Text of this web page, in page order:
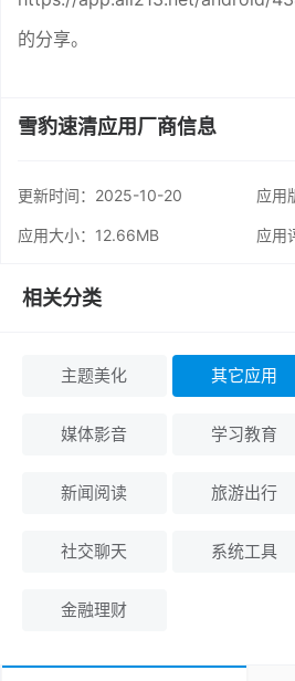
的分享。
雪豹速清应用厂商信息
更新时间： 2025-10-20 应用
应用大小：12.66MB 应用
相关分类
主题美化 其它应用
媒体影音 学习教育
新闻阅读 旅游出行
社交聊天 系统工具
金融理财